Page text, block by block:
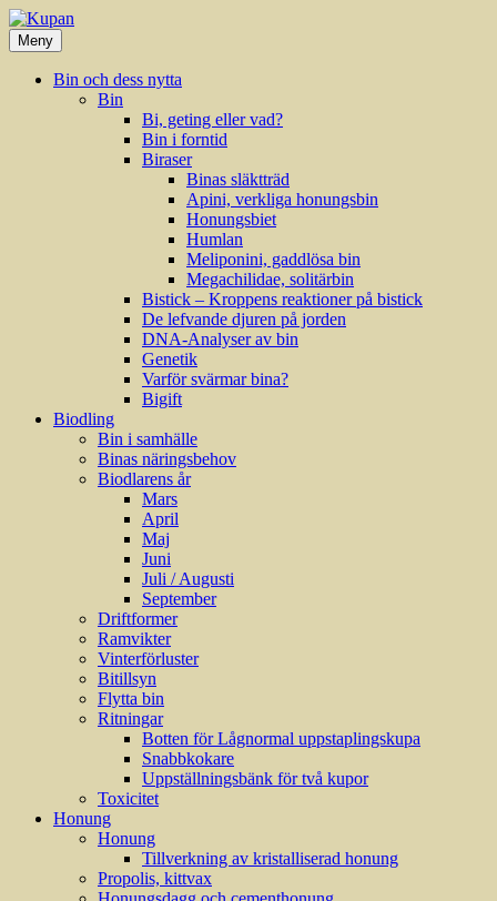
Hoppa
till
innehåll
Meny
Bin och dess nytta
Bin
Bi, geting eller vad?
Bin i forntid
Biraser
Binas släktträd
Apini, verkliga honungsbin
Honungsbiet
Humlan
Meliponini, gaddlösa bin
Megachilidae, solitärbin
Bistick – Kroppens reaktioner på bistick
De lefvande djuren på jorden
DNA-Analyser av bin
Genetik
Varför svärmar bina?
Bigift
Biodling
Bin i samhälle
Binas näringsbehov
Biodlarens år
Mars
April
Maj
Juni
Juli / Augusti
September
Driftformer
Ramvikter
Vinterförluster
Bitillsyn
Flytta bin
Ritningar
Botten för Lågnormal uppstaplingskupa
Snabbkokare
Uppställningsbänk för två kupor
Toxicitet
Honung
Honung
Tillverkning av kristalliserad honung
Propolis, kittvax